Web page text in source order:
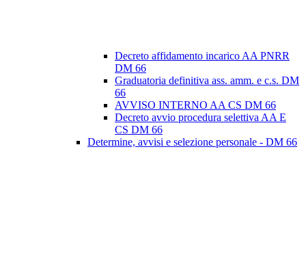
Decreto affidamento incarico AA PNRR
DM 66
Graduatoria definitiva ass. amm. e c.s. DM
66
AVVISO INTERNO AA CS DM 66
Decreto avvio procedura selettiva AA E
CS DM 66
Determine, avvisi e selezione personale - DM 66